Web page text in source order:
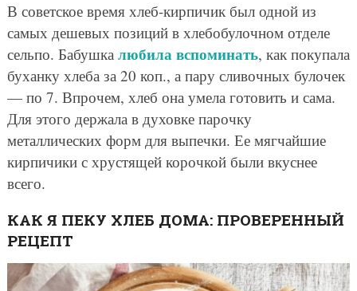
В советское время хлеб-кирпичик был одной из
самых дешевых позиций в хлебобулочном отделе
сельпо. Бабушка любила вспоминать, как покупала
буханку хлеба за 20 коп., а пару сливочных булочек
— по 7. Впрочем, хлеб она умела готовить и сама.
Для этого держала в духовке парочку
металлических форм для выпечки. Ее мягчайшие
кирпичики с хрустящей корочкой были вкуснее
всего.
КАК Я ПЕКУ ХЛЕБ ДОМА: ПРОВЕРЕННЫЙ
РЕЦЕПТ